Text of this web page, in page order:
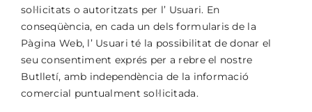
sol·licitats o autoritzats per l’ Usuari. En
conseqüència, en cada un dels formularis de la
Pàgina Web, l’ Usuari té la possibilitat de donar el
seu consentiment exprés per a rebre el nostre
Butlletí, amb independència de la informació
comercial puntualment sol·licitada.